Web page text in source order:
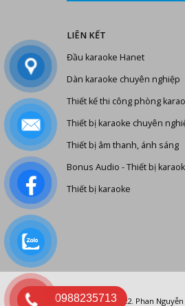
LIÊN KẾT
Đầu karaoke Hanet
Dàn karaoke chuyên nghiệp
Thiết kế thi công phòng
Thiết bị karaoke chuyên
Thiết bị âm thanh, ánh sáng
Bonus Audio -Thiết bị
Thiết bị karaoke
© Copyright 2022. Phan
0988235713